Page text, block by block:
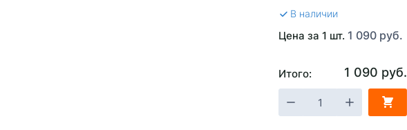
В наличии
Цена за 1 шт. 1 090 руб.
Итого: 1 090 руб.